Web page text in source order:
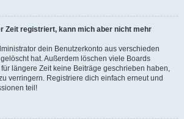
Zeit registriert, kann mich aber nicht mehr
dein Benutzerkonto aus verschieden
hat. Außerdem löschen viele Boards
längere Zeit keine Beiträge geschrieben haben,
verringern. Registriere dich einfach erneut und
teil!